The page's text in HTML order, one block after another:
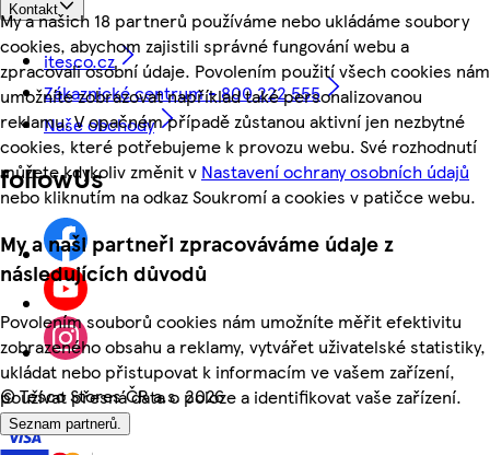
My a našich 18 partnerů používáme nebo ukládáme soubory
cookies, abychom zajistili správné fungování webu a
zpracovali osobní údaje. Povolením použití všech cookies nám
umožníte zobrazovat například také personalizovanou
reklamu. V opačném případě zůstanou aktivní jen nezbytné
cookies, které potřebujeme k provozu webu. Své rozhodnutí
můžete kdykoliv změnit v Nastavení ochrany osobních údajů
nebo kliknutím na odkaz Soukromí a cookies v patičce webu.
My a naši partneři zpracováváme údaje z
následujících důvodů
Povolením souborů cookies nám umožníte měřit efektivitu
zobrazeného obsahu a reklamy, vytvářet uživatelské statistiky,
ukládat nebo přistupovat k informacím ve vašem zařízení,
používat přesná data o poloze a identifikovat vaše zařízení.
Seznam partnerů.
Kontakt
itesco.cz
Zákaznické centrum - 800 222 555
Naše obchody
followUs
©Tesco Stores ČR a.s. 2026